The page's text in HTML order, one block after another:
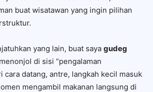
buat wisatawan yang ingin pilihan
yang lain, buat saya gudeg
menonjol di sisi “pengalaman
cara datang, antre, langkah kecil masuk
mengambil makanan langsung di